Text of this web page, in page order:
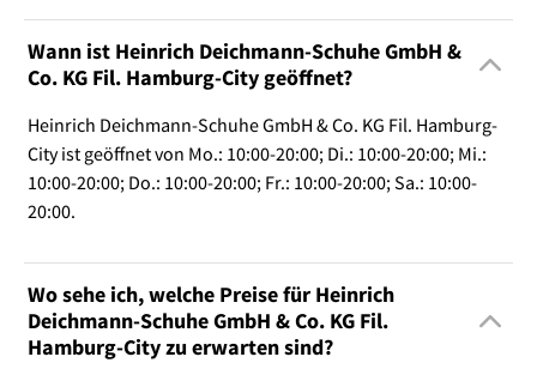
Wann ist Heinrich Deichmann-Schuhe GmbH &
Co. KG Fil. Hamburg-City geöffnet?
Heinrich Deichmann-Schuhe GmbH & Co. KG Fil. Hamburg-
City ist geöffnet von Mo.: 10:00-20:00; Di.: 10:00-20:00; Mi.:
10:00-20:00; Do.: 10:00-20:00; Fr.: 10:00-20:00; Sa.: 10:00-
20:00.
Wo sehe ich, welche Preise für Heinrich
Deichmann-Schuhe GmbH & Co. KG Fil.
Hamburg-City zu erwarten sind?